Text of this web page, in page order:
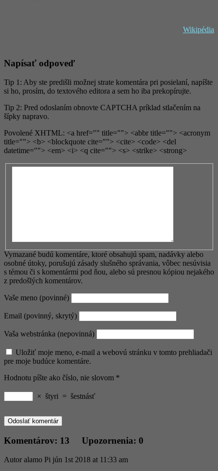
Wikipédia
Napísať odpoveď
Tip 1: Aby ste predišli možnej strate komentára pri posielaní, napíšte
si ho, prosím, do textového editora a sem ho iba prekopírujte.
Tip 2: Pred odoslaním obnovte CAPTCHA príklad stlačením na
šípky napravo.
Povolené XHTML: <a href="" title=""> <abbr title=""> <acronym
title=""> <b> <blockquote cite=""> <cite> <code> <del
datetime=""> <em> <i> <q cite=""> <s> <strike> <strong>
Vymazané budú komentáre, ktoré obsahujú spam, nadávky alebo
osobné útoky, porušujú zásady slušného správania, vôbec nesúvisia
s témou či s komentármi pod ňou, alebo sú presnou kópiou nejakého
z predošlých komentárov.
Vaše meno (povinné)
Email (povinný, skrytý)
Vaša webstránka (nepovinná)
Uložiť moje meno, e-mail a webovú stránku v tomto prehliadači
pre moje budúce komentáre.
Hodnotu píšte ako číslo, nie slovom *
× štyri = šestnásť
Komentárov: 13 Upozornenia: 0
Autor alamo Pi jún 1st 2018 at 11:33 am